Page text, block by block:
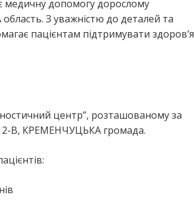
медичну допомогу дорослому
З уважністю до деталей та
пацієнтам підтримувати здоров’я
центр”, розташованому за
В, КРЕМЕНЧУЦЬКА громада.